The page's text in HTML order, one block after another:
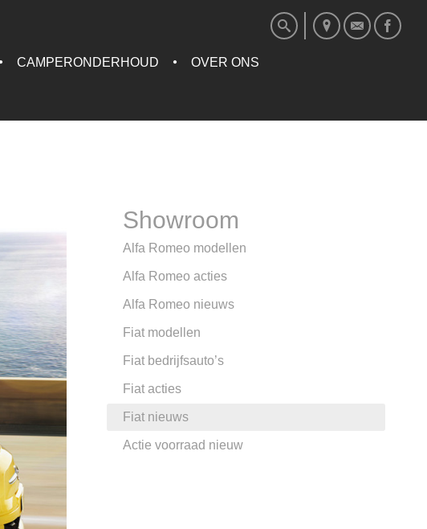
CAMPERONDERHOUD OVER ONS
Showroom
Alfa Romeo modellen
Alfa Romeo acties
Alfa Romeo nieuws
Fiat modellen
Fiat bedrijfsauto’s
Fiat acties
Fiat nieuws
Actie voorraad nieuw